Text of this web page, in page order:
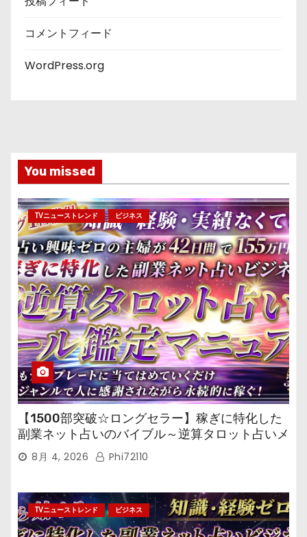
コメントフィード
WordPress.org
You missed
TVニューストレンド ビジネス
【1500部突破☆ロングセラー】稼ぎに特化した
副業ネット占いのバイブル～逆算タロット占いメ
ール鑑定マニュアル～
8月 4, 2026 Phi72110
TVニューストレンド ビジネス